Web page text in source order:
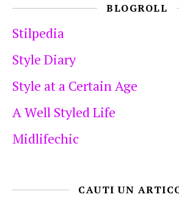
BLOGROLL
Stilpedia
Style Diary
Style at a Certain Age
A Well Styled Life
Midlifechic
CAUTI UN